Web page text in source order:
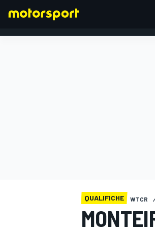
QUALIFICHE WTCR